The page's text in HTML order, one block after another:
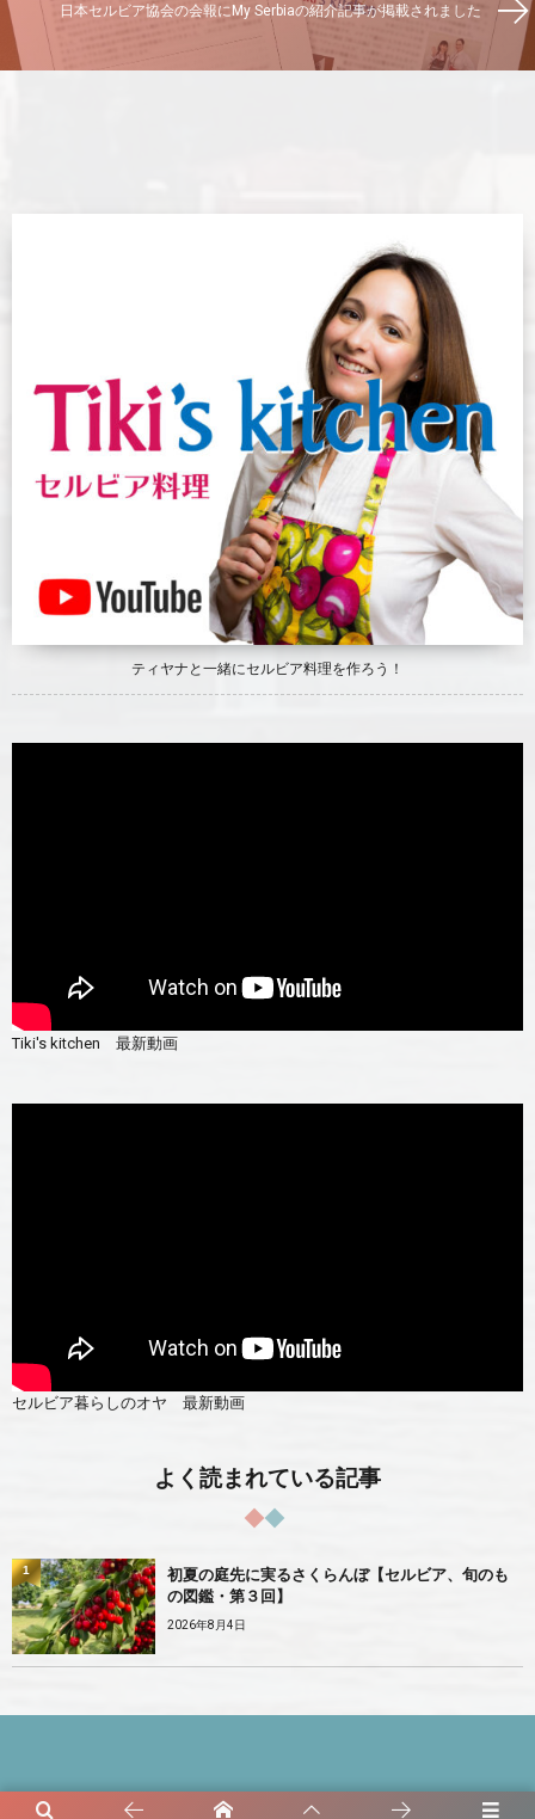
日本セルビア協会の会報にMy Serbiaの紹介記事が掲載されました
ティヤナと一緒にセルビア料理を作ろう！
Tiki's kitchen 最新動画
セルビア暮らしのオヤ 最新動画
よく読まれている記事
初夏の庭先に実るさくらんぼ【セルビア、旬のも
の図鑑・第３回】
2026年8月4日
1